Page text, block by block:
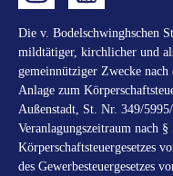
Die v. Bodelschwinghschen
mildtätiger, kirchlicher und
gemeinnütziger Zwecke nach
Anlage zum
Außenstadt, St. Nr. 349/
Veranlagungszeitraum nach
Körperschaftsteuergesetzes
des Gewerbesteuergesetzes